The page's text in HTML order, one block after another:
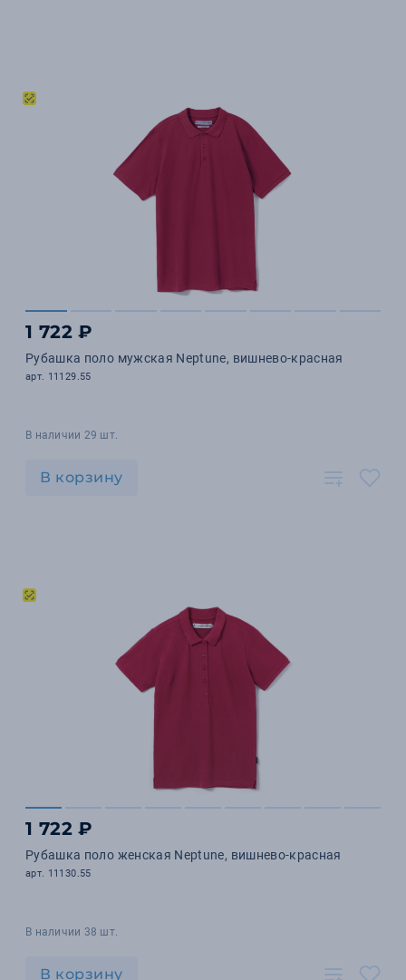
1 722 ₽
Рубашка поло мужская Neptune, вишнево-красная
арт. 11129.55
В наличии 29 шт.
В корзину
1 722 ₽
Рубашка поло женская Neptune, вишнево-красная
арт. 11130.55
В наличии 38 шт.
В корзину